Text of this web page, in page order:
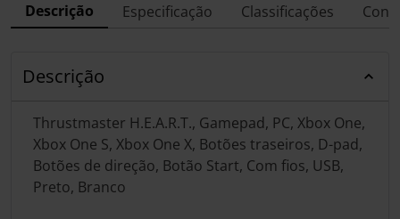
Descrição Especificação Classificações
Descrição
Thrustmaster H.E.A.R.T., Gamepad, PC, Xbox One,
Xbox One S, Xbox One X, Botões traseiros, D-pad,
Botões de direção, Botão Start, Com fios, USB,
Preto, Branco